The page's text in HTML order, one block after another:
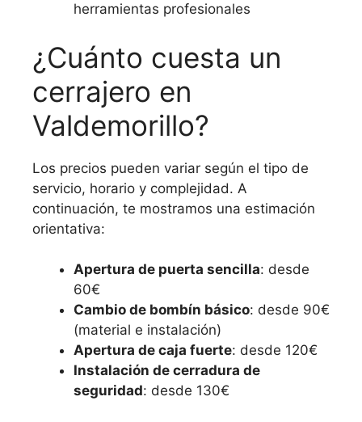
herramientas profesionales
¿Cuánto cuesta un
cerrajero en
Valdemorillo?
Los precios pueden variar según el tipo de
servicio, horario y complejidad. A
continuación, te mostramos una estimación
orientativa:
Apertura de puerta sencilla: desde
60€
Cambio de bombín básico: desde 90€
(material e instalación)
Apertura de caja fuerte: desde 120€
Instalación de cerradura de
seguridad: desde 130€